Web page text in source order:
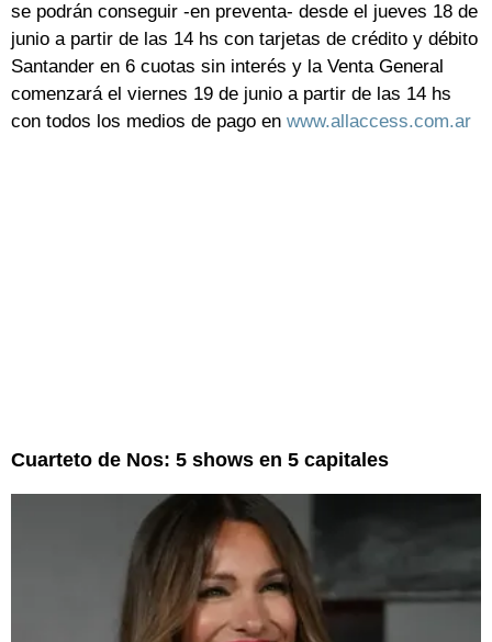
se podrán conseguir -en preventa- desde el jueves 18 de
junio a partir de las 14 hs con tarjetas de crédito y débito
Santander en 6 cuotas sin interés y la Venta General
comenzará el viernes 19 de junio a partir de las 14 hs
con todos los medios de pago en www.allaccess.com.ar
Cuarteto de Nos: 5 shows en 5 capitales